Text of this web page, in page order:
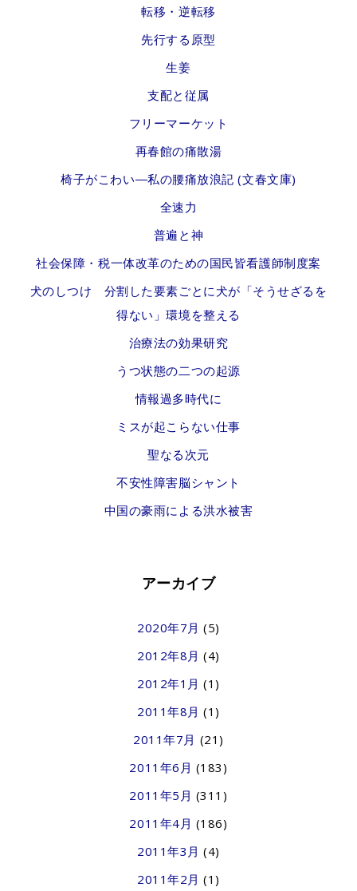
転移・逆転移
先行する原型
生姜
支配と従属
フリーマーケット
再春館の痛散湯
椅子がこわい―私の腰痛放浪記 (文春文庫)
全速力
普遍と神
社会保障・税一体改革のための国民皆看護師制度案
犬のしつけ 分割した要素ごとに犬が「そうせざるを
得ない」環境を整える
治療法の効果研究
うつ状態の二つの起源
情報過多時代に
ミスが起こらない仕事
聖なる次元
不安性障害脳シャント
中国の豪雨による洪水被害
アーカイブ
2020年7月 (5)
2012年8月 (4)
2012年1月 (1)
2011年8月 (1)
2011年7月 (21)
2011年6月 (183)
2011年5月 (311)
2011年4月 (186)
2011年3月 (4)
2011年2月 (1)